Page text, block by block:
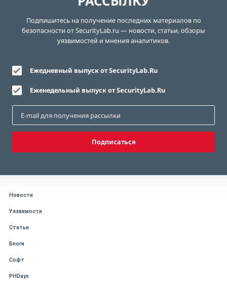
Подпишитесь на получение последних материалов по
безопасности от SecurityLab.ru — новости, статьи, обзоры
уязвимостей и мнения аналитиков.
Ежедневный выпуск от SecurityLab.Ru
Еженедельный выпуск от SecurityLab.Ru
Подписаться
Новости
Уязвимости
Статьи
Блоги
Софт
PHDays